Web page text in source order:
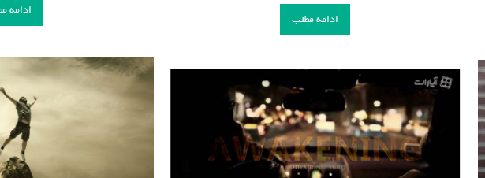
ادامه
ادامه مطلب